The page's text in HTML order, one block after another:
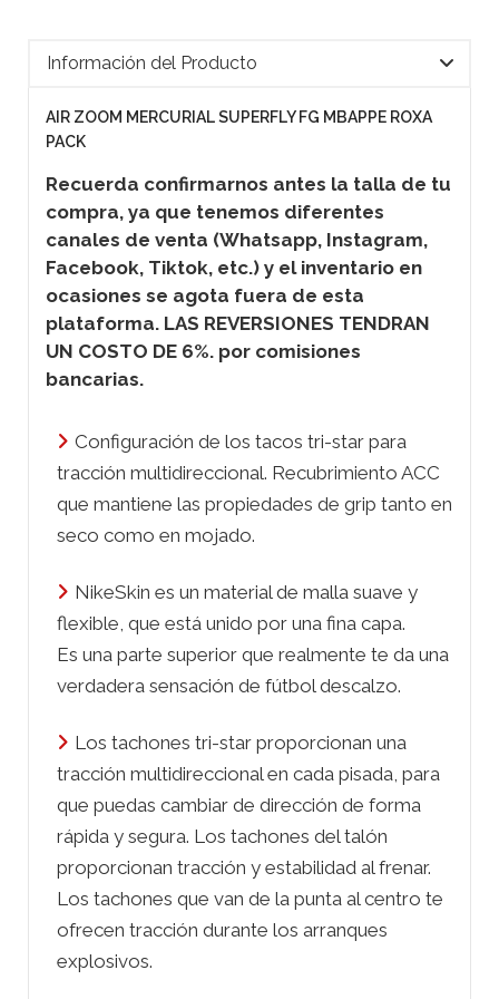
Información del Producto
AIR ZOOM MERCURIAL SUPERFLY FG MBAPPE ROXA
PACK
Recuerda confirmarnos antes la talla de tu
compra, ya que tenemos diferentes
canales de venta (Whatsapp, Instagram,
Facebook, Tiktok, etc.) y el inventario en
ocasiones se agota fuera de esta
plataforma. LAS REVERSIONES TENDRAN
UN COSTO DE 6%. por comisiones
bancarias.
Configuración de los tacos tri-star para
tracción multidireccional. Recubrimiento ACC
que mantiene las propiedades de grip tanto en
seco como en mojado.
NikeSkin es un material de malla suave y
flexible, que está unido por una fina capa.
Es una parte superior que realmente te da una
verdadera sensación de fútbol descalzo.
Los tachones tri-star proporcionan una
tracción multidireccional en cada pisada, para
que puedas cambiar de dirección de forma
rápida y segura. Los tachones del talón
proporcionan tracción y estabilidad al frenar.
Los tachones que van de la punta al centro te
ofrecen tracción durante los arranques
explosivos.